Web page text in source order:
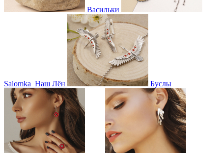
Васильки
Salomka Наш Лён Буслы